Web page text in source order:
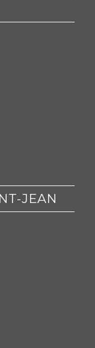
JEAN